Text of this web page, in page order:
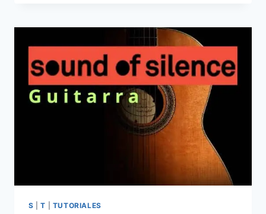
NIVEL
ESTRELLAS
–
PIANO
S |T TUTORIALES